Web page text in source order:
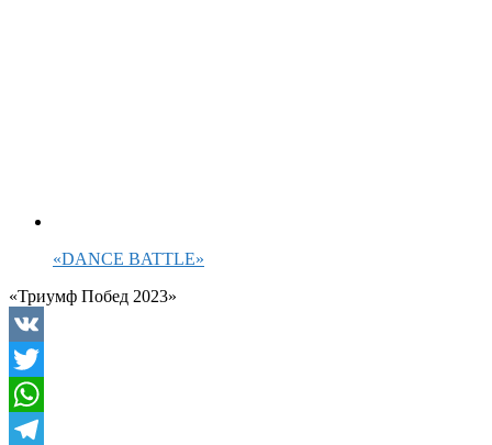
«DANCE BATTLE»
«Триумф Побед 2023»
VK
Twitter
WhatsApp